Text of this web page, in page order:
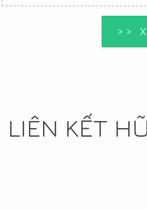
>>
LIÊN KẾT